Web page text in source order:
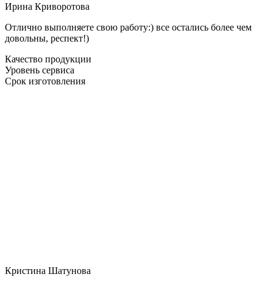
Ирина Криворотова
Отлично выполняете свою работу:) все остались более чем
довольны, респект!)
Качество продукции
Уровень сервиса
Срок изготовления
Кристина Шатунова